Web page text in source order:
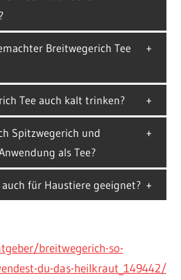
Breitwegerich Tee
Tee auch kalt trinken?
Spitzwegerich und
als Tee?
für Haustiere geeignet?
breitwegerich-so-
du-das-heilkraut_149442/